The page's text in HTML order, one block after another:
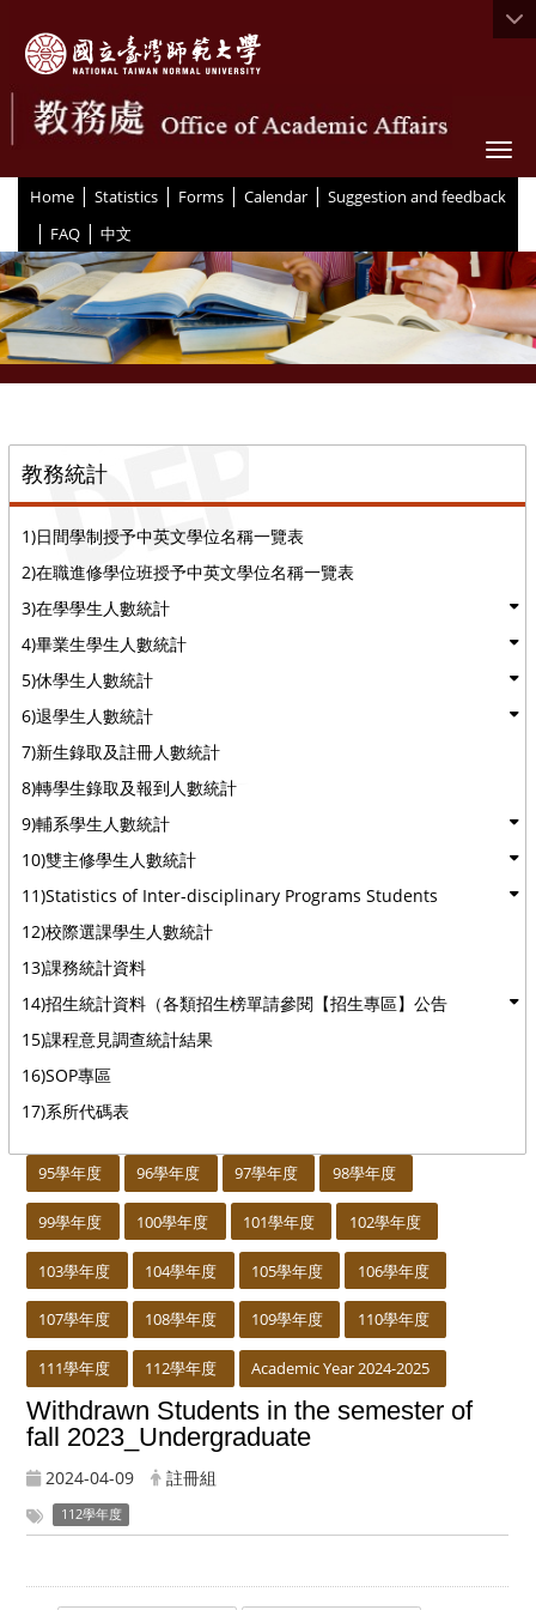
Home | Statistics | Forms | Calendar | Suggestion and feedback
| FAQ | 中文
教務統計
1)日間學制授予中英文學位名稱一覽表
2)在職進修學位班授予中英文學位名稱一覽表
3)在學學生人數統計
4)畢業生學生人數統計
5)休學生人數統計
6)退學生人數統計
7)新生錄取及註冊人數統計
8)轉學生錄取及報到人數統計
9)輔系學生人數統計
10)雙主修學生人數統計
11)Statistics of Inter-disciplinary Programs Students
12)校際選課學生人數統計
13)課務統計資料
14)招生統計資料（各類招生榜單請參閱【招生專區】公告
15)課程意見調查統計結果
16)SOP專區
17)系所代碼表
95學年度 96學年度 97學年度 98學年度
99學年度 100學年度 101學年度 102學年度
103學年度 104學年度 105學年度 106學年度
107學年度 108學年度 109學年度 110學年度
111學年度 112學年度 Academic Year 2024-2025
Withdrawn Students in the semester of
fall 2023_Undergraduate
2024-04-09 註冊組
112學年度